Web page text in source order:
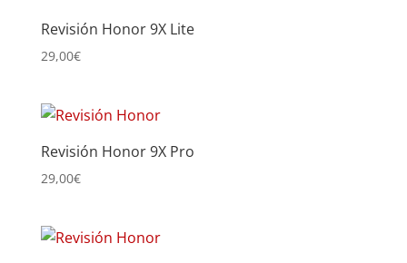
Revisión Honor 9X Lite
29,00€
Revisión Honor 9X Pro
29,00€